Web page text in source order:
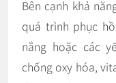
Bên cạnh khả
quá trình phục
nắng hoặc các
chống oxy hóa,